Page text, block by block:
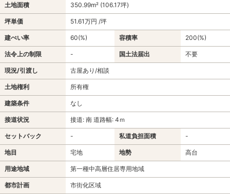
土地面積 350.99m² (106.17坪)
坪単価 51.61万円 /坪
建ぺい率 60(%) 容積率 200(%)
法令上の制限 - 国土法届出 不要
現況/引渡し 古屋あり/相談
土地権利 所有権
建築条件 なし
接道状況 接道: 南 道路幅: 4ｍ
セットバック - 私道負担面積 -
地目 宅地 地勢 高台
用途地域 第一種中高層住居専用地域
都市計画 市街化区域